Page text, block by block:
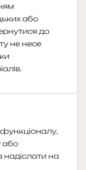
або
до
не несе
або
на